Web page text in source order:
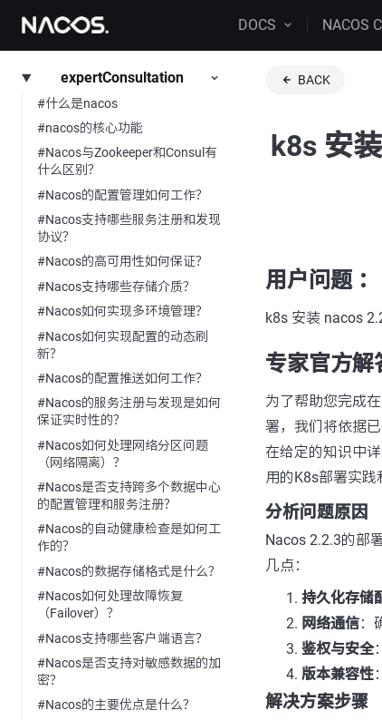
DOCS NACOS
expertConsultation
#什么是nacos
#nacos的核心功能
#Nacos与Zookeeper和Consul有
什么区别？
#Nacos的配置管理如何工作？
#Nacos支持哪些服务注册和发现
协议？
#Nacos的高可用性如何保证？
#Nacos支持哪些存储介质？
#Nacos如何实现多环境管理？
#Nacos如何实现配置的动态刷
新？
#Nacos的配置推送如何工作？
#Nacos的服务注册与发现是如何
保证实时性的？
#Nacos如何处理网络分区问题
（网络隔离）？
#Nacos是否支持跨多个数据中心
的配置管理和服务注册？
#Nacos的自动健康检查是如何工
作的？
#Nacos的数据存储格式是什么？
#Nacos如何处理故障恢复
（Failover）？
#Nacos支持哪些客户端语言？
#Nacos是否支持对敏感数据的加
密？
#Nacos的主要优点是什么？
BACK
k8s 安
用户问题 ：
k8s 安装 nacos
专家官方解
为了帮助您完成
署，我们将依据
在给定的知识中
用的K8s部署实践
分析问题原因
Nacos 2.2.3的部
几点：
持久化存储
网络通信：
鉴权与安全
版本兼容性
解决方案步骤